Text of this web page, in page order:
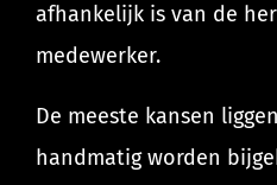
afhankelijk is van de
medewerker.
De meeste kansen
handmatig worden